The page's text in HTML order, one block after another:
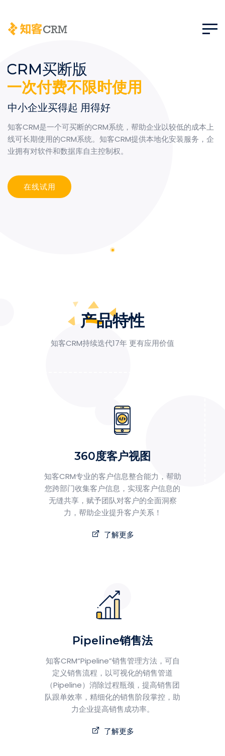
CRM买断版
一次付费不限时使用
中小企业买得起 用得好
知客CRM是一个可买断的CRM系统，帮助企业以较低的成本上
线可长期使用的CRM系统。知客CRM提供本地化安装服务，企
业拥有对软件和数据库自主控制权。
在线试用
产品特性
知客CRM持续迭代17年 更有应用价值
360度客户视图
知客CRM专业的客户信息整合能力，帮助
您跨部门收集客户信息，实现客户信息的
无缝共享，赋予团队对客户的全面洞察
力，帮助企业提升客户关系！
了解更多
Pipeline销售法
知客CRM“Pipeline”销售管理方法，可自
定义销售流程，以可视化的销售管道
（Pipeline）消除过程瓶颈，提高销售团
队跟单效率，精细化的销售阶段掌控，助
力企业提高销售成功率。
了解更多